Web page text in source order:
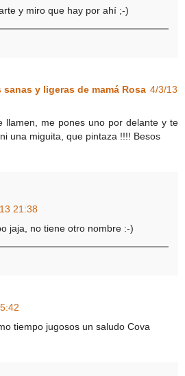
y miro que hay por ahí ;-)
sanas y ligeras de mamá Rosa 4/3/13
llamen, me pones uno por delante y te
una miguita, que pintaza !!!! Besos
21:38
jaja, no tiene otro nombre :-)
tiempo jugosos un saludo Cova